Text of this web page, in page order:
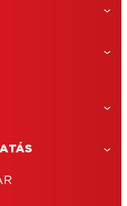
egy
univerzális
elérhető